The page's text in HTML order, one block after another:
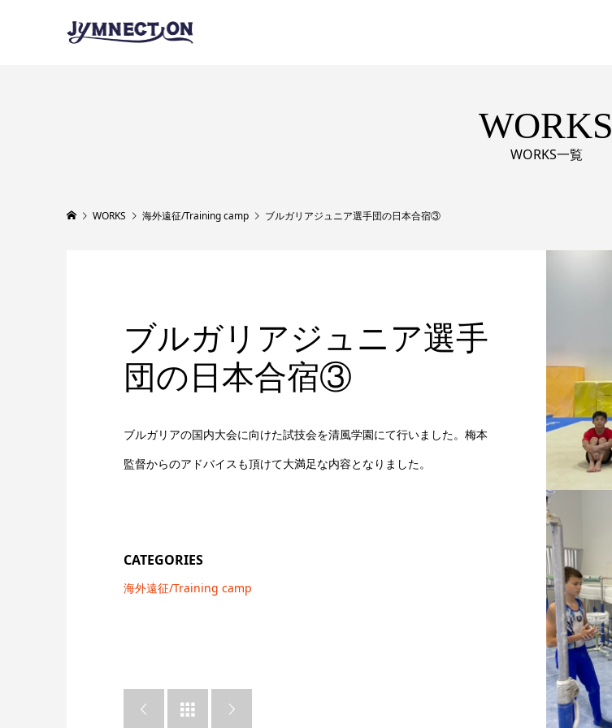
WORKS
WORKS一覧
WORKS 海外遠征/Training camp ブルガリアジュニア選手団の日本合宿③
ブルガリアジュニア選手
団の日本合宿③
ブルガリアの国内大会に向けた試技会を清風学園にて行いました。梅本
監督からのアドバイスも頂けて大満足な内容となりました。
CATEGORIES
海外遠征/Training camp
  